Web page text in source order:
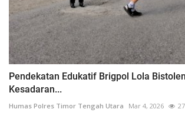
Pendekatan Edukatif Brigpol Lola
Kesadaran...
Humas Polres Timor Tengah Utara Mar 4, 2026